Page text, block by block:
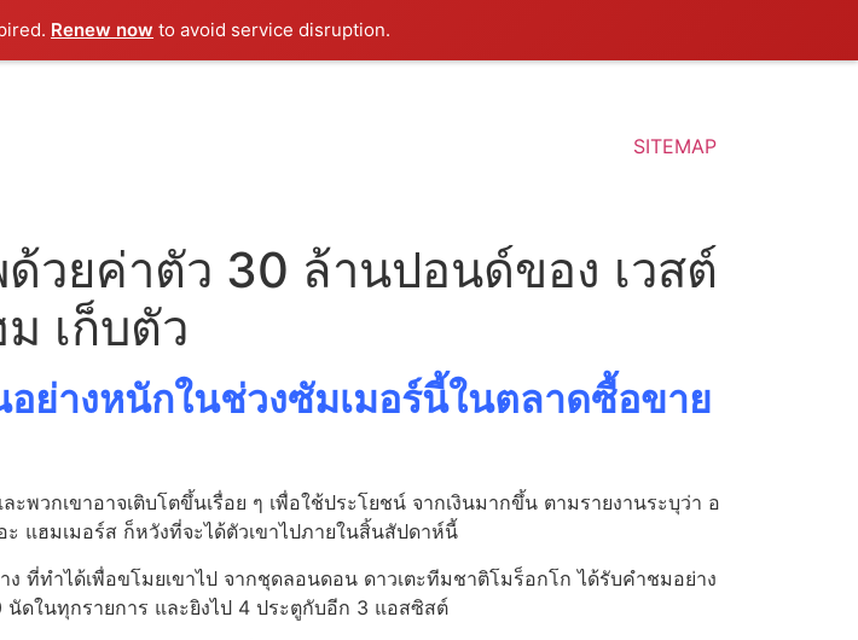
Renew now to avoid service disruption.
SITEMAP
วยค่าตัว 30 ล้านปอนด์ของ เวสต์
เก็บตัว
ย่างหนักในช่วงซัมเมอร์นี้ในตลาดซื้อขาย
พวกเขาอาจเติบโตขึ้นเรื่อย ๆ เพื่อใช้ประโยชน์ จากเงินมากขึ้น ตามรายงานระบุว่า อ
แฮมเมอร์ส ก็หวังที่จะได้ตัวเขาไปภายในสิ้นสัปดาห์นี้
ที่ทําได้เพื่อขโมยเขาไป จากชุดลอนดอน ดาวเตะทีมชาติโมร็อกโก ได้รับคําชมอย่าง
ดในทุกรายการ และยิงไป 4 ประตูกับอีก 3 แอสซิสต์